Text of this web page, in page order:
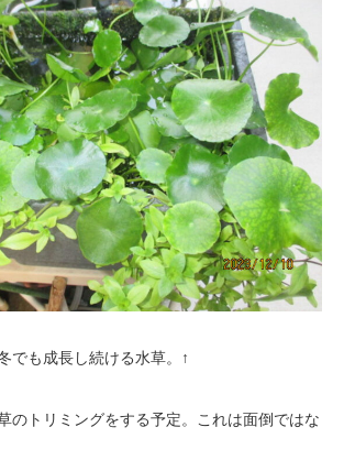
でも成長し続ける水草。↑
のトリミングをする予定。これは面倒ではな